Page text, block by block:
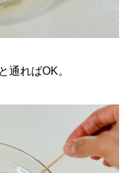
ればOK。